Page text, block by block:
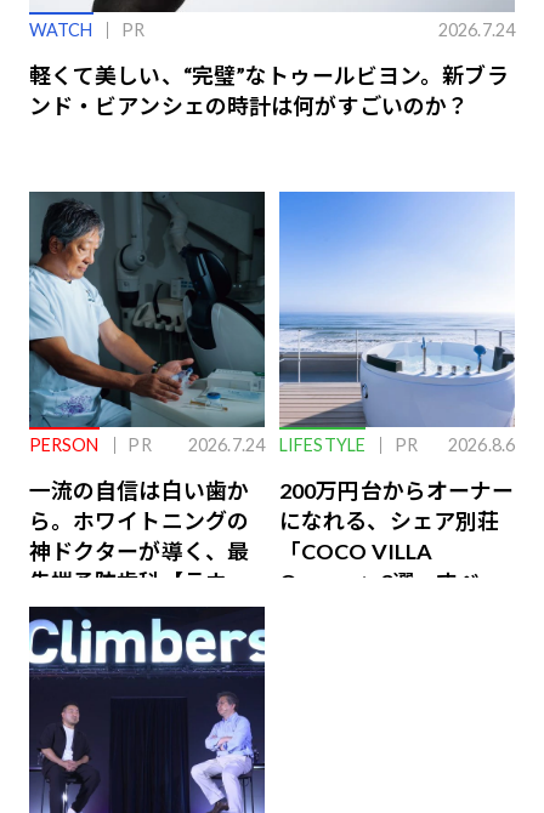
WATCH PR 2026.7.24
軽くて美しい、“完璧”なトゥールビヨン。新ブラ
ンド・ビアンシェの時計は何がすごいのか？
PERSON PR 2026.7.24
一流の自信は白い歯か
ら。ホワイトニングの
神ドクターが導く、最
先端予防歯科【ラウン
ジ会員特典あり】
LIFESTYLE PR 2026.8.6
200万円台からオーナー
になれる、シェア別荘
「COCO VILLA
Owners」3選。すべて